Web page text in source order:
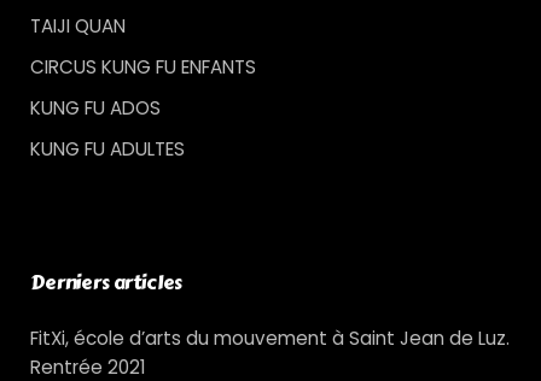
TAIJI QUAN
CIRCUS KUNG FU ENFANTS
KUNG FU ADOS
KUNG FU ADULTES
Derniers articles
FitXi, école d’arts du mouvement à Saint Jean de Luz.
Rentrée 2021